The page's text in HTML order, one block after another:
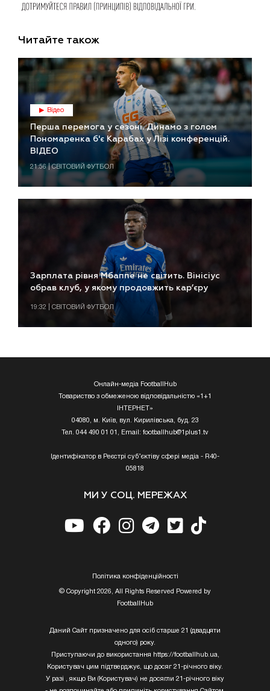
Читайте також
Відео
Перша перемога у сезоні. Динамо з голом
Пономаренка б'є Карабах у Лізі конференцій.
ВІДЕО
21:56 | СВІТОВИЙ ФУТБОЛ
Зарплата рівня Мбаппе не світить. Вінісіус
обрав клуб, у якому продовжить кар’єру
19:32 | СВІТОВИЙ ФУТБОЛ
Онлайн-медіа FootballHub
Товариство з обмеженою відповідальністю «1+1
ІНТЕРНЕТ»
04080, м. Київ, вул. Кирилівська, буд. 23
Тел. 044 490 01 01, Email: footballhub@1plus1.tv
Ідентифікатор в Реєстрі суб’єктіву сфері медіа - R40-
05818
МИ У СОЦ. МЕРЕЖАХ
Полiтика конфiденцiйностi
© Copyright 2026, All Rights Reserved Powered by
FootballHub
Даний Сайт призначено для осіб старше 21 (двадцяти
одного) року.
Приступаючи до використання https://footballhub.ua,
Користувач цим підтверджує, що досяг 21-річного віку.
У разі , якщо Ви (Користувач) не досягли 21-річного віку